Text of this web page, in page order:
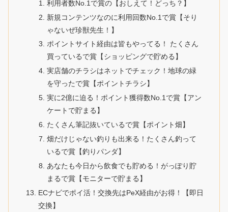
利用者数No.1で賞の【おしえて！どっち？】
新規コンテンツなのに利用回数No.1で賞【そり
ゃないぜ珍獣先生！】
ポイントサイト経由は皆もやってる！ たくさん
買っているで賞【ショッピングで貯める】
実店舗のチラシはネットでチェック！地球の緑
を守ったで賞【ポイントチラシ】
実に2億に迫る！ポイント獲得数No.1で賞【アン
ケートで貯まる】
たくさん筆記抜いているで賞【ポイント畑】
畑だけじゃない釣りも出来る！たくさん釣って
いるで賞【釣りパンダ】
あなたも今日から飲食でも貯める！がっぽり貯
まるで賞【モニターで貯まる】
ECナビでポイ活！交換先はPeX経由がお得！【即日
交換】